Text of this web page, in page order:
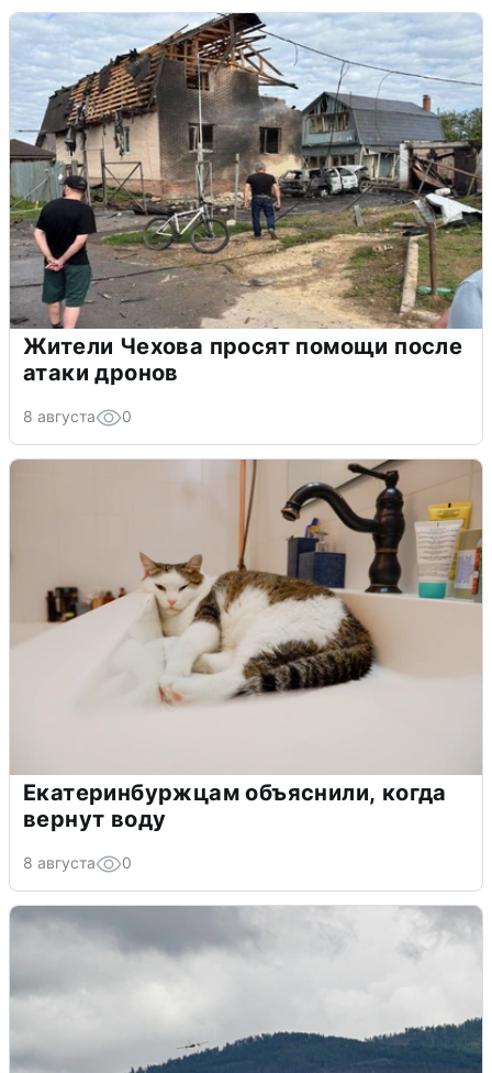
Жители Чехова просят помощи после
атаки дронов
8 августа 0
Екатеринбуржцам объяснили, когда
вернут воду
8 августа 0